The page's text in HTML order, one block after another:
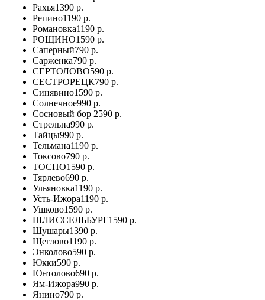
Рахья1390 р.
Репино1190 р.
Романовка1190 р.
РОЩИНО1590 р.
Саперный790 р.
Сарженка790 р.
СЕРТОЛОВО590 р.
СЕСТРОРЕЦК790 р.
Синявино1590 р.
Солнечное990 р.
Сосновый бор 2590 р.
Стрельна990 р.
Тайцы990 р.
Тельмана1190 р.
Токсово790 р.
ТОСНО1590 р.
Тярлево690 р.
Ульяновка1190 р.
Усть-Ижора1190 р.
Ушково1590 р.
ШЛИССЕЛЬБУРГ1590 р.
Шушары1390 р.
Щеглово1190 р.
Энколово590 р.
Юкки590 р.
Юнтолово690 р.
Ям-Ижора990 р.
Янино790 р.